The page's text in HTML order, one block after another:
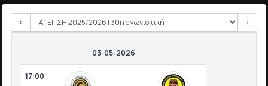
< >
03-05-2026
17:00